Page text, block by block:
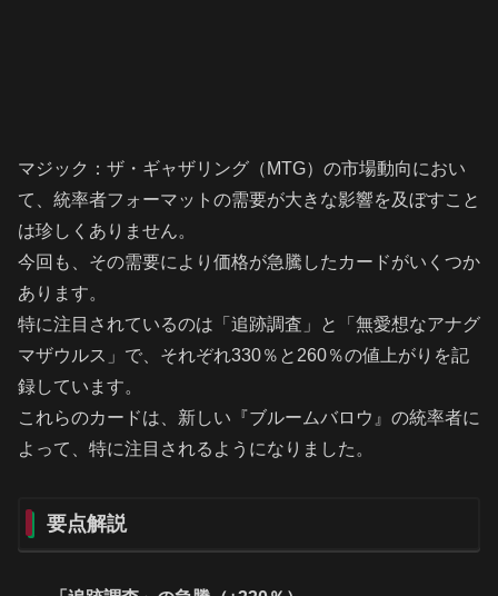
マジック：ザ・ギャザリング（MTG）の市場動向におい
て、統率者フォーマットの需要が大きな影響を及ぼすこと
は珍しくありません。
今回も、その需要により価格が急騰したカードがいくつか
あります。
特に注目されているのは「追跡調査」と「無愛想なアナグ
マザウルス」で、それぞれ330％と260％の値上がりを記
録しています。
これらのカードは、新しい『ブルームバロウ』の統率者に
よって、特に注目されるようになりました。
要点解説